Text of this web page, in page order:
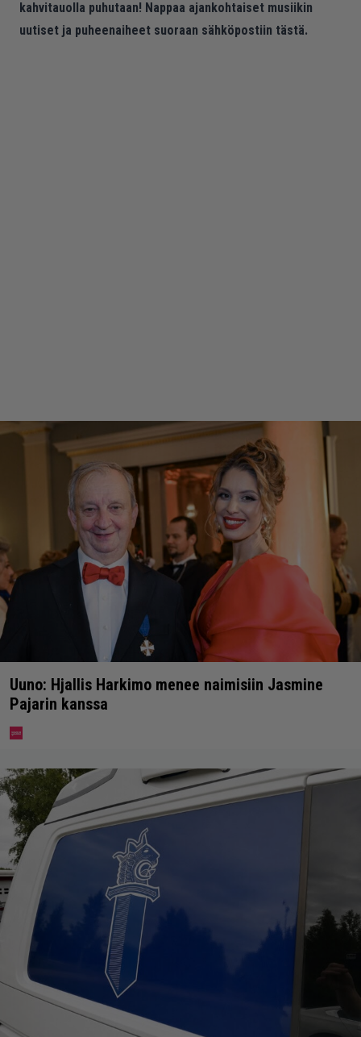
kahvitauolla puhutaan! Nappaa ajankohtaiset musiikin
uutiset ja puheenaiheet suoraan sähköpostiin tästä.
Uuno: Hjallis Harkimo menee naimisiin Jasmine
Pajarin kanssa